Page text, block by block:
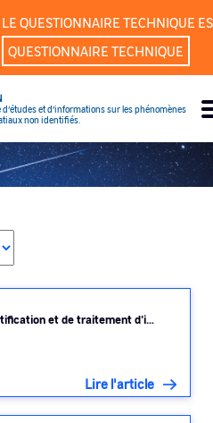
QUESTIONNAIRE TECHNIQUE
QUESTIONNAIRE TECHNIQUE
d’études et d’informations sur les phénomènes
non identifiés.
et de traitement d'i…
Lire l'article